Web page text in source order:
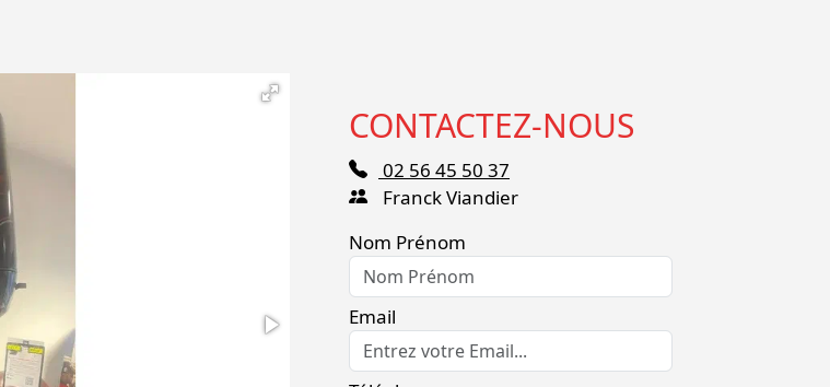
CONTACTEZ-NOUS
02 56 45 50 37
Franck Viandier
Nom Prénom
Email